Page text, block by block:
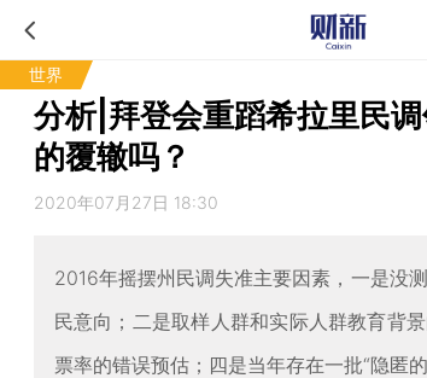
世界
分析|拜登会重蹈希拉里民
的覆辙吗？
2020年07月27日 18:30
2016年摇摆州民调失准主要因素，一是没
民意向；二是取样人群和实际人群教育背
票率的错误预估；四是当年存在一批“隐匿